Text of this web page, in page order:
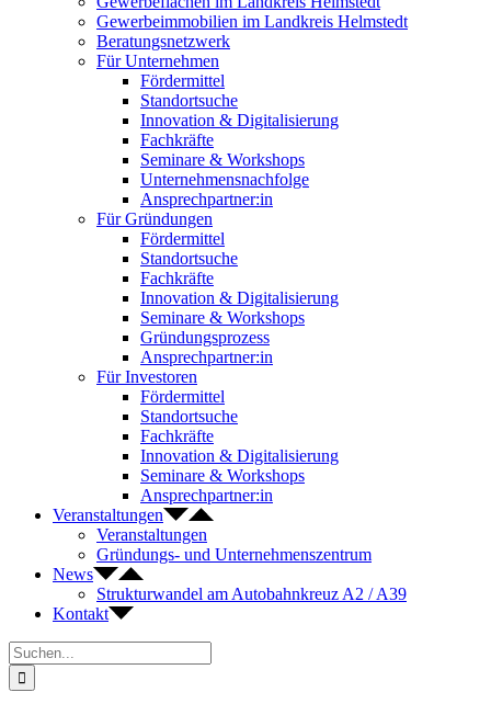
Gewerbeimmobilien im Landkreis Helmstedt
Beratungsnetzwerk
Für Unternehmen
Fördermittel
Standortsuche
Innovation & Digitalisierung
Fachkräfte
Seminare & Workshops
Unternehmensnachfolge
Ansprechpartner:in
Für Gründungen
Fördermittel
Standortsuche
Fachkräfte
Innovation & Digitalisierung
Seminare & Workshops
Gründungsprozess
Ansprechpartner:in
Für Investoren
Fördermittel
Standortsuche
Fachkräfte
Innovation & Digitalisierung
Seminare & Workshops
Ansprechpartner:in
Veranstaltungen
Veranstaltungen
Gründungs- und Unternehmenszentrum
News
Strukturwandel am Autobahnkreuz A2 / A39
Kontakt
Suche
nach: